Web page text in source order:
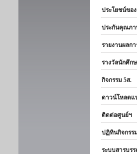
ประโยชน์ของ
ประกันคุณภา
รายงานผลกา
รางวัลนักศึกษ
กิจกรรม 5ส.
ดาวน์โหลดแ
ติดต่อศูนย์ฯ
ปฏิทินกิจกรร
ระบบสารบร